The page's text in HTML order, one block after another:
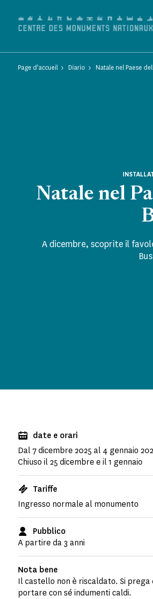
Page d'accueil Diario Natale nel Paese
Natale nel
A dicembre, scoprite il
date e orari
Dal 7 dicembre 2025 al 4 gennaio
Chiuso il 25 dicembre e il 1 gennaio
Tariffe
Ingresso normale al monumento
Pubblico
A partire da 3 anni
Nota bene
Il castello non è riscaldato. Si prega
portare con sé indumenti caldi.